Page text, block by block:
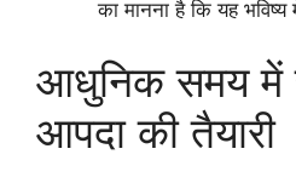
का मानना है कि यह
आधुनिक समय में
आपदा की तैयारी